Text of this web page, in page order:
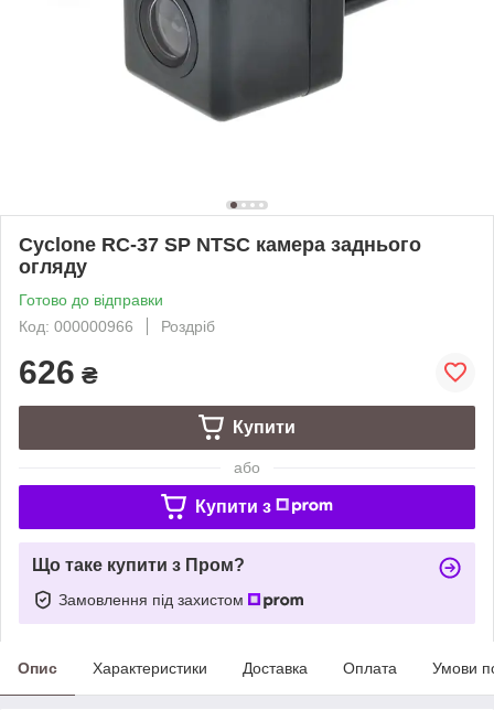
Cyclone RC-37 SP NTSC камера заднього
огляду
Готово до відправки
Код: 000000966
Роздріб
626 ₴
Купити
або
Купити з
Що таке купити з Пром?
Замовлення під захистом
Опис Характеристики Доставка Оплата Умови